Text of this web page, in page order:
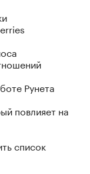
Рунета
повлияет на
список